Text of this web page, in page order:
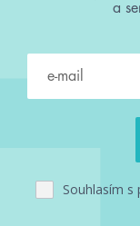
a
Souhlasím s